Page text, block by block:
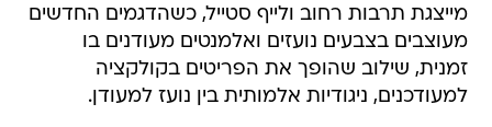
מייצגת תרבות רחוב ולייף סטייל, כשהדגמים החדשים
מעוצבים בצבעים נועזים ואלמנטים מעודנים בו
זמנית, שילוב שהופך את הפריטים בקולקציה
למעודכנים, ניגודיות אלמותית בין נועז למעודן.